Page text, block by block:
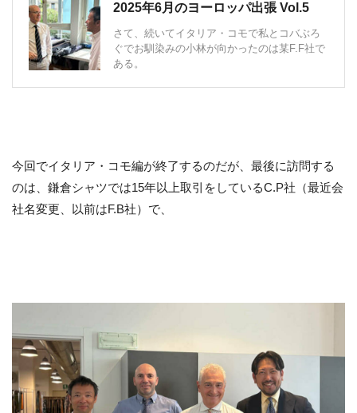
2025年6月のヨーロッパ出張 Vol.5
さて、続いてイタリア・コモで私とコバぶろ
ぐでお馴染みの小林が向かったのは某F.F社で
ある。
今回でイタリア・コモ編が終了するのだが、最後に訪問する
のは、鎌倉シャツでは15年以上取引をしているC.P社（最近会
社名変更、以前はF.B社）で、